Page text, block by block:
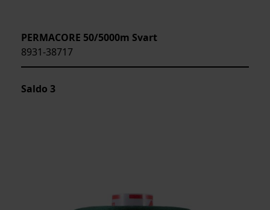
PERMACORE 50/5000m Svart
8931-38717
Saldo 3